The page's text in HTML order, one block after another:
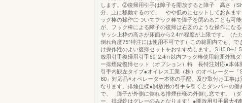
します。②復帰用引手は障子を開放すると障子 高さ（SH
分、上に移動するので、 やや低めにセットしておきます
ック棒の操作についてフック棒で障子を閉めることも可
が、フック棒による障子の復帰は右図のような操作にな
サッシ上枠の高さが床面から2.4m程度が上限です。（ただ
倒れ角度75°特注には使用不可です）この範囲内でも、で
け操作性のよい復帰セットをおすすめします。
放用引手復帰用引手60°2.4m以内フック棒使用範囲外観
ー排煙錠復帰セット（オプション）特 長特注対応●本体
引手内観左タイプ●オイレス工業（株）のオペレーター「
80」対応品※オペレーター本体の手配、及び取付け工事は
なります。排煙仕様●開放用の引手を引くとダンパーの働
で、 障子が外側に倒れる排煙仕様の外倒し窓です。（
ー、排煙錠はグレーのみとなります）●開放用引手最大4